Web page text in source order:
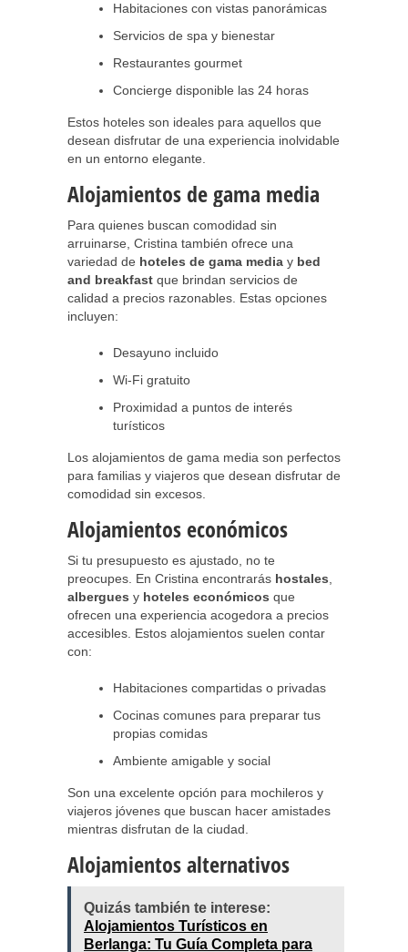
Habitaciones con vistas panorámicas
Servicios de spa y bienestar
Restaurantes gourmet
Concierge disponible las 24 horas
Estos hoteles son ideales para aquellos que
desean disfrutar de una experiencia inolvidable
en un entorno elegante.
Alojamientos de gama media
Para quienes buscan comodidad sin
arruinarse, Cristina también ofrece una
variedad de hoteles de gama media y bed
and breakfast que brindan servicios de
calidad a precios razonables. Estas opciones
incluyen:
Desayuno incluido
Wi-Fi gratuito
Proximidad a puntos de interés
turísticos
Los alojamientos de gama media son perfectos
para familias y viajeros que desean disfrutar de
comodidad sin excesos.
Alojamientos económicos
Si tu presupuesto es ajustado, no te
preocupes. En Cristina encontrarás hostales
albergues y hoteles económicos que
ofrecen una experiencia acogedora a precios
accesibles. Estos alojamientos suelen contar
con:
Habitaciones compartidas o privadas
Cocinas comunes para preparar tus
propias comidas
Ambiente amigable y social
Son una excelente opción para mochileros y
viajeros jóvenes que buscan hacer amistades
mientras disfrutan de la ciudad.
Alojamientos alternativos
Quizás también te interese:
Alojamientos Turísticos en
Berlanga: Tu Guía Completa para